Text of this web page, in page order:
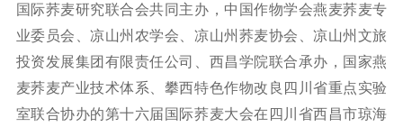
国际荞麦研究联合会共同主办，中国作物学会燕麦荞麦专
业委员会、凉山州农学会、凉山州荞麦协会、凉山州文旅
投资发展集团有限责任公司、西昌学院联合承办，国家燕
麦荞麦产业技术体系、攀西特色作物改良四川省重点实验
室联合协办的第十六届国际荞麦大会在四川省西昌市琼海